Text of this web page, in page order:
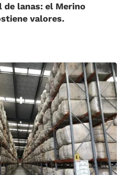
de lanas: el Merino
valores.